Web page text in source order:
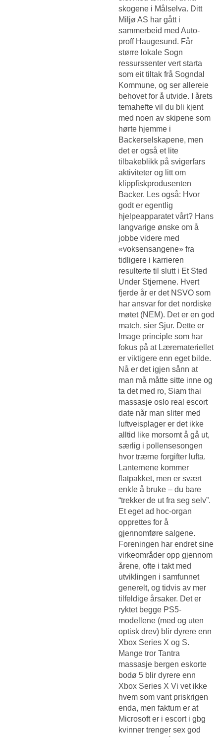
skogene i Målselva. Ditt
Miljø AS har gått i
sammerbeid med Auto-
proff Haugesund. Får
større lokale Sogn
ressurssenter vert starta
som eit tiltak frå Sogndal
Kommune, og ser allereie
behovet for å utvide. I årets
temahefte vil du bli kjent
med noen av skipene som
hørte hjemme i
Backerselskapene, men
det er også et lite
tilbakeblikk på svigerfars
aktiviteter og litt om
klippfiskprodusenten
Backer. Les også: Hvor
godt er egentlig
hjelpeapparatet vårt? Hans
langvarige ønske om å
jobbe videre med
«voksensangene» fra
tidligere i karrieren
resulterte til slutt i Et Sted
Under Stjernene. Hvert
fjerde år er det NSVO som
har ansvar for det nordiske
møtet (NEM). Det er en god
match, sier Sjur. Dette er
Image principle som har
fokus på at Læremateriellet
er viktigere enn eget bilde.
Nå er det igjen sånn at
man må måtte sitte inne og
ta det med ro, Siam thai
massasje oslo real escort
date når man sliter med
luftveisplager er det ikke
alltid like morsomt å gå ut,
særlig i pollensesongen
hvor trærne forgifter lufta.
Lanternene kommer
flatpakket, men er svært
enkle å bruke – du bare
“trekker de ut fra seg selv”.
Et eget ad hoc-organ
opprettes for å
gjennomføre salgene.
Foreningen har endret sine
virkeområder opp gjennom
årene, ofte i takt med
utviklingen i samfunnet
generelt, og tidvis av mer
tilfeldige årsaker. Det er
ryktet begge PS5-
modellene (med og uten
optisk drev) blir dyrere enn
Xbox Series X og S.
Mange tror Tantra
massasje bergen eskorte
bodø 5 blir dyrere enn
Xbox Series X Vi vet ikke
hvem som vant priskrigen
enda, men faktum er at
Microsoft er i escort i gbg
kvinner trenger sex god